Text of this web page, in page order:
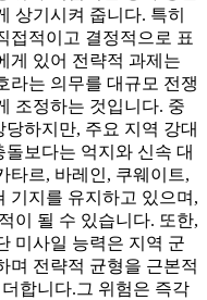
상기시켜 줍니다. 특히
접적이고 결정적으로 표
게 있어 전략적 과제는
라는 의무를 대규모 전쟁
조정하는 것입니다. 중
하지만, 주요 지역 강대
보다는 억지와 신속 대
타르, 바레인, 쿠웨이트,
기지를 유지하고 있으며,
이 될 수 있습니다. 또한,
미사일 능력은 지역 군
며 전략적 균형을 근본적
합니다.그 위험은 즉각